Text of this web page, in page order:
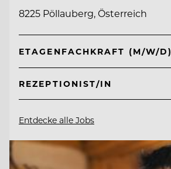
8225 Pöllauberg, Österreich
ETAGENFACHKRAFT (M/W/D)
REZEPTIONIST/IN
Entdecke alle Jobs